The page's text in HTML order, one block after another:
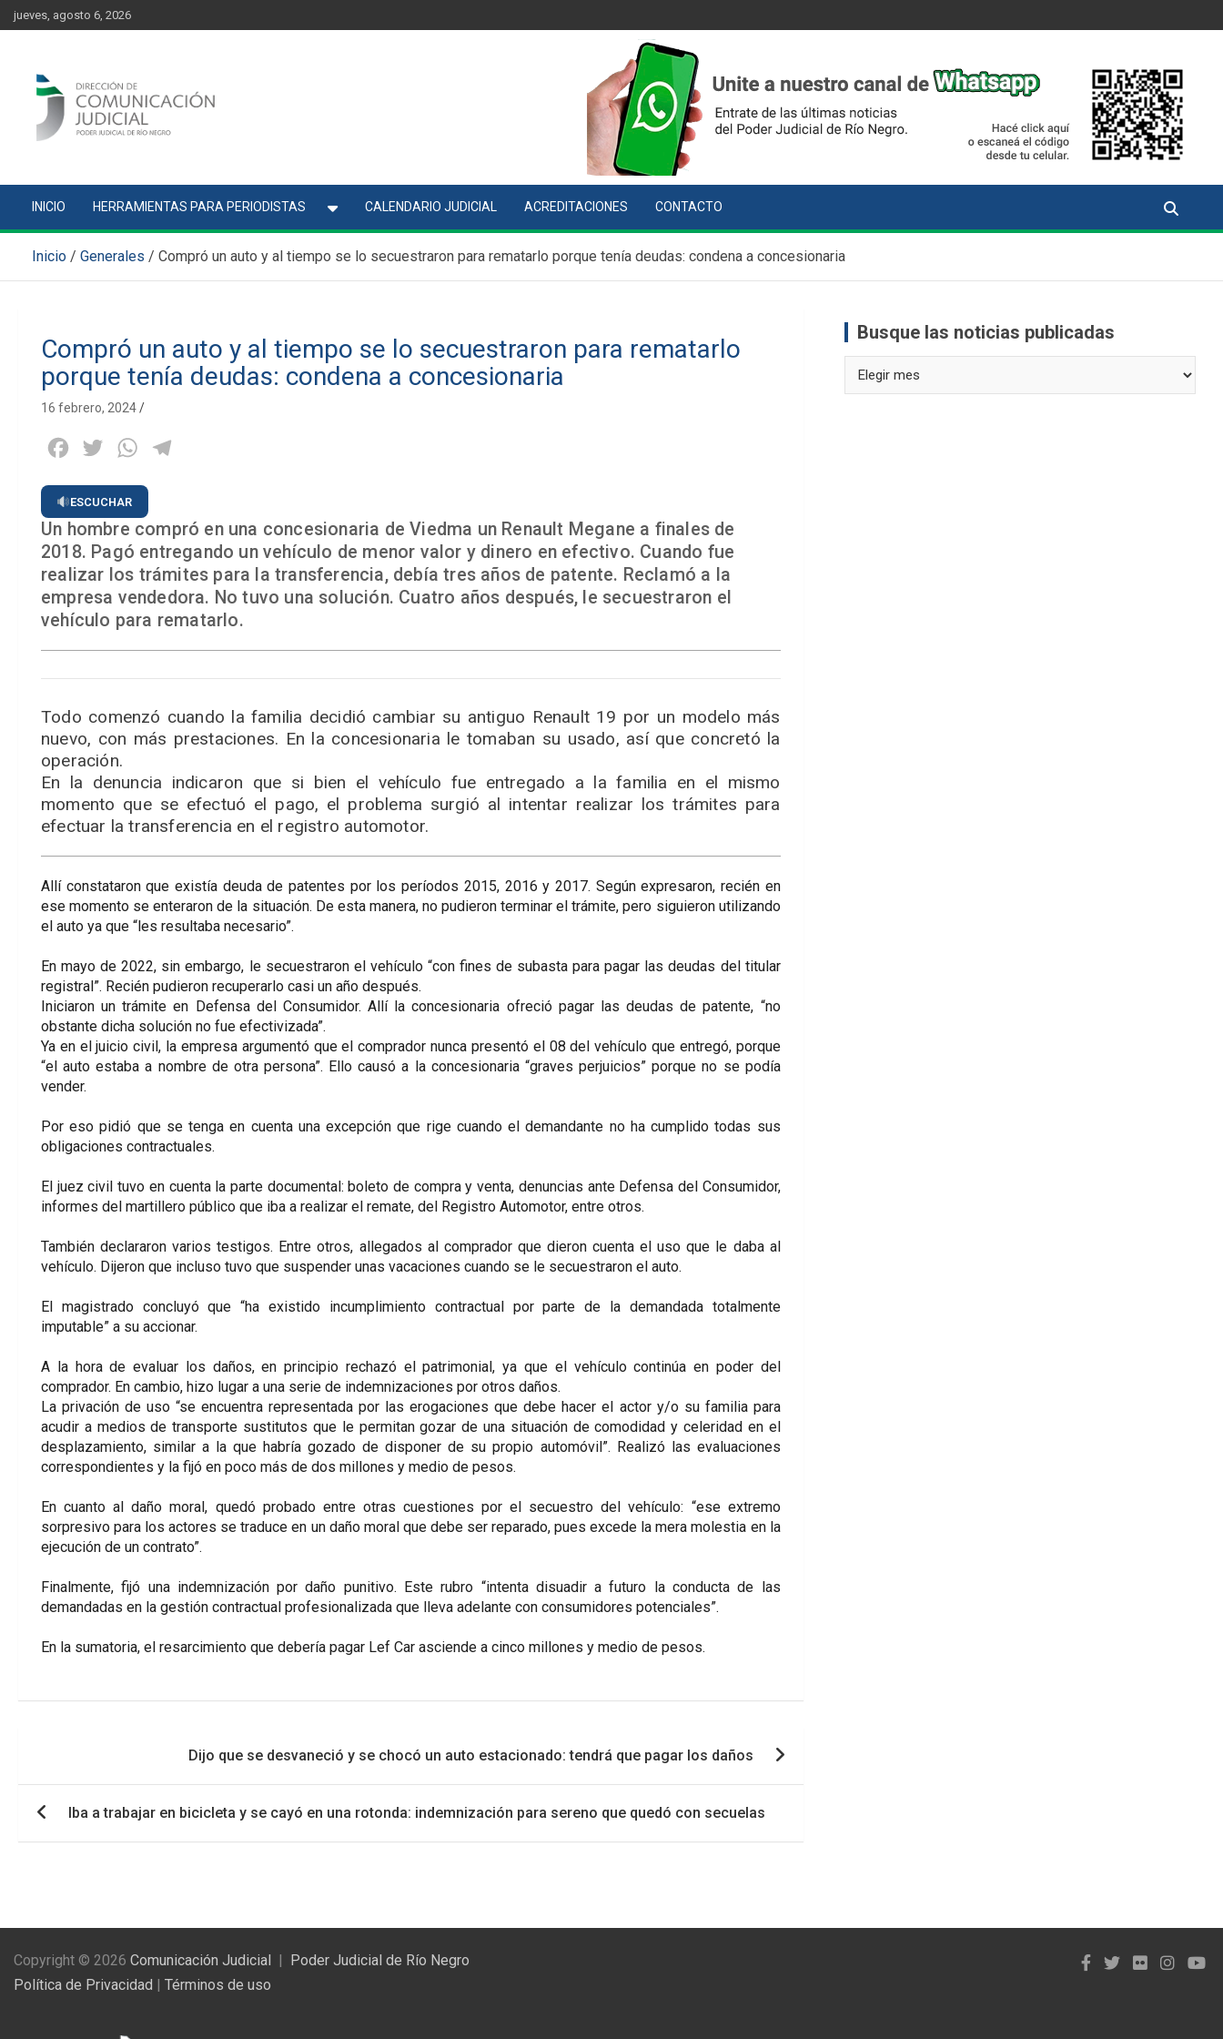
content
Skip
to
jueves, agosto 6, 2026
INICIO HERRAMIENTAS PARA PERIODISTAS CALENDARIO JUDICIAL ACREDITACIONES CONTACTO
Inicio Generales Compró un auto y al tiempo se lo secuestraron para rematarlo porque tenía deudas: condena a concesionaria
Compró un auto y al tiempo se lo secuestraron para rematarlo
porque tenía deudas: condena a concesionaria
16 febrero, 2024
Facebook
Twitter WhatsApp
ESCUCHAR
Un hombre compró en una concesionaria de Viedma un Renault Megane a finales de
2018. Pagó entregando un vehículo de menor valor y dinero en efectivo. Cuando fue
realizar los trámites para la transferencia, debía tres años de patente. Reclamó a la
empresa vendedora. No tuvo una solución. Cuatro años después, le secuestraron el
vehículo para rematarlo.
Todo comenzó cuando la familia decidió cambiar su antiguo Renault 19 por un modelo más
nuevo, con más prestaciones. En la concesionaria le tomaban su usado, así que concretó la
operación.
En la denuncia indicaron que si bien el vehículo fue entregado a la familia en el mismo
momento que se efectuó el pago, el problema surgió al intentar realizar los trámites para
efectuar la transferencia en el registro automotor.
Allí constataron que existía deuda de patentes por los períodos 2015, 2016 y 2017. Según expresaron, recién en
ese momento se enteraron de la situación. De esta manera, no pudieron terminar el trámite, pero siguieron utilizando
el auto ya que “les resultaba necesario”.
En mayo de 2022, sin embargo, le secuestraron el vehículo “con fines de subasta para pagar las deudas del titular
registral”. Recién pudieron recuperarlo casi un año después.
Iniciaron un trámite en Defensa del Consumidor. Allí la concesionaria ofreció pagar las deudas de patente, “no
obstante dicha solución no fue efectivizada”.
Ya en el juicio civil, la empresa argumentó que el comprador nunca presentó el 08 del vehículo que entregó, porque
“el auto estaba a nombre de otra persona”. Ello causó a la concesionaria “graves perjuicios” porque no se podía
vender.
Por eso pidió que se tenga en cuenta una excepción que rige cuando el demandante no ha cumplido todas sus
obligaciones contractuales.
El juez civil tuvo en cuenta la parte documental: boleto de compra y venta, denuncias ante Defensa del Consumidor,
informes del martillero público que iba a realizar el remate, del Registro Automotor, entre otros.
También declararon varios testigos. Entre otros, allegados al comprador que dieron cuenta el uso que le daba al
vehículo. Dijeron que incluso tuvo que suspender unas vacaciones cuando se le secuestraron el auto.
El magistrado concluyó que “ha existido incumplimiento contractual por parte de la demandada totalmente
imputable” a su accionar.
A la hora de evaluar los daños, en principio rechazó el patrimonial, ya que el vehículo continúa en poder del
comprador. En cambio, hizo lugar a una serie de indemnizaciones por otros daños.
La privación de uso “se encuentra representada por las erogaciones que debe hacer el actor y/o su familia para
acudir a medios de transporte sustitutos que le permitan gozar de una situación de comodidad y celeridad en el
desplazamiento, similar a la que habría gozado de disponer de su propio automóvil”. Realizó las evaluaciones
correspondientes y la fijó en poco más de dos millones y medio de pesos.
En cuanto al daño moral, quedó probado entre otras cuestiones por el secuestro del vehículo: “ese extremo
sorpresivo para los actores se traduce en un daño moral que debe ser reparado, pues excede la mera molestia en la
ejecución de un contrato”.
Finalmente, fijó una indemnización por daño punitivo. Este rubro “intenta disuadir a futuro la conducta de las
demandadas en la gestión contractual profesionalizada que lleva adelante con consumidores potenciales”.
En la sumatoria, el resarcimiento que debería pagar Lef Car asciende a cinco millones y medio de pesos.
entradas
Dijo que se desvaneció y se chocó un auto estacionado: tendrá que pagar los daños
Iba a trabajar en bicicleta y se cayó en una rotonda: indemnización para sereno que quedó con secuelas
Busque las noticias publicadas
las
Copyright © 2026 Comunicación Judicial
Poder Judicial de Río Negro
Política de Privacidad
Términos de uso